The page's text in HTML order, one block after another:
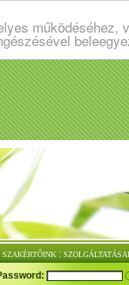
SZAKÉRTŐINK :